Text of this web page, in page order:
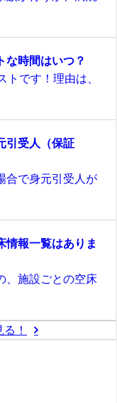
な時間はいつ？
トです！理由は、
引受人（保証
合で身元引受人が
情報一覧はありま
、施設ごとの空床
！